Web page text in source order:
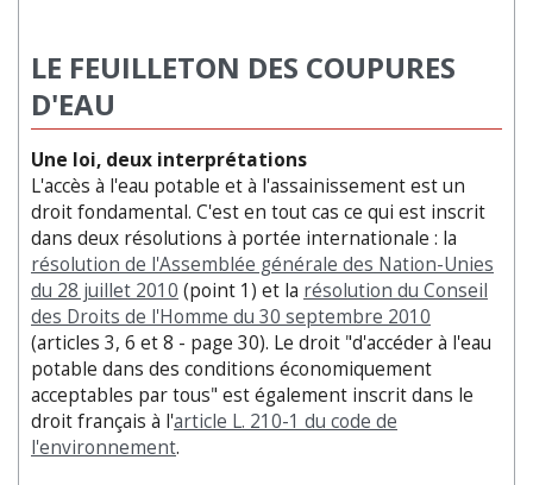
LE FEUILLETON DES COUPURES
D'EAU
Une loi, deux interprétations
L'accès à l'eau potable et à l'assainissement est un
droit fondamental. C'est en tout cas ce qui est inscrit
dans deux résolutions à portée internationale : la
résolution de l'Assemblée générale des Nation-Unies
du 28 juillet 2010 (point 1) et la résolution du Conseil
des Droits de l'Homme du 30 septembre 2010
(articles 3, 6 et 8 - page 30). Le droit "d'accéder à l'eau
potable dans des conditions économiquement
acceptables par tous" est également inscrit dans le
droit français à l'article L. 210-1 du code de
l'environnement.